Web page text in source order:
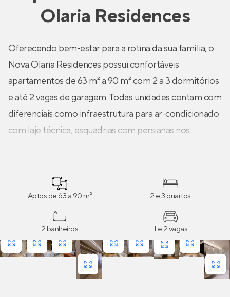
Olaria Residences
Oferecendo bem-estar para a rotina da sua família, o
Nova Olaria Residences possui confortáveis
apartamentos de 63 m² a 90 m² com 2 a 3 dormitórios
e até 2 vagas de garagem. Todas unidades contam com
diferenciais como infraestrutura para ar-condicionado
com laje técnica, esquadrias com persianas nos
Aptos de 63 a 90 m² 2 e 3 quartos
2 banheiros 1 e 2 vagas